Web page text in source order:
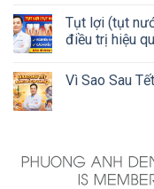
Tụt lợi (tụt
điều trị hiệu
Vì Sao Sau